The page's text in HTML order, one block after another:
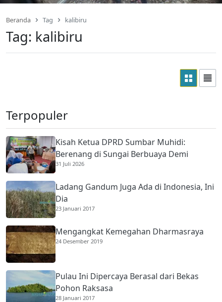
Beranda Tag kalibiru
Tag: kalibiru
Terpopuler
Kisah Ketua DPRD Sumbar Muhidi:
Berenang di Sungai Berbuaya Demi
Membantu Ekonomi Orang Tua
31 Juli 2026
Ladang Gandum Juga Ada di Indonesia, Ini
Dia
23 Januari 2017
Mengangkat Kemegahan Dharmasraya
24 Desember 2019
Pulau Ini Dipercaya Berasal dari Bekas
Pohon Raksasa
28 Januari 2017